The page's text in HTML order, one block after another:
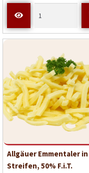
Allgäuer Emmentaler in
Streifen, 50% F.i.T.